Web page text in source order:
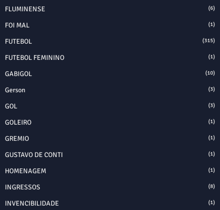
FLUMINENSE (6)
FOI MAL (1)
FUTEBOL (315)
FUTEBOL FEMININO (1)
GABIGOL (10)
Gerson (3)
GOL (3)
GOLEIRO (1)
GREMIO (1)
GUSTAVO DE CONTI (1)
HOMENAGEM (1)
INGRESSOS (8)
INVENCIBILIDADE (1)